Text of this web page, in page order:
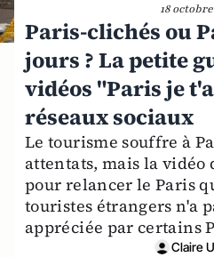
18
Paris-clichés ou
jours ? La petite
vidéos "Paris je
réseaux sociaux
Le tourisme souffre à
attentats, mais la vidéo
pour relancer le Paris
touristes étrangers n'a
appréciée par certains
Claire